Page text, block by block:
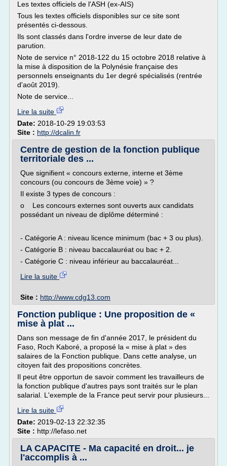
Les textes officiels de l'ASH (ex-AIS)
Tous les textes officiels disponibles sur ce site sont
présentés ci-dessous.
Ils sont classés dans l'ordre inverse de leur date de
parution.
Note de service n° 2018-122 du 15 octobre 2018 relative à
la mise à disposition de la Polynésie française des
personnels enseignants du 1er degré spécialisés (rentrée
d'août 2019).
Note de service...
Lire la suite
Date: 2018-10-29 19:03:53
Site : http://dcalin.fr
Centre de gestion de la fonction publique
territoriale des ...
Que signifient « concours externe, interne et 3ème
concours (ou concours de 3ème voie) » ?
Il existe 3 types de concours :
o Les concours externes sont ouverts aux candidats
possédant un niveau de diplôme déterminé :
- Catégorie A : niveau licence minimum (bac + 3 ou plus).
- Catégorie B : niveau baccalauréat ou bac + 2.
- Catégorie C : niveau inférieur au baccalauréat...
Lire la suite
Site : http://www.cdg13.com
Fonction publique : Une proposition de «
mise à plat ...
Dans son message de fin d'année 2017, le président du
Faso, Roch Kaboré, a proposé la « mise à plat » des
salaires de la Fonction publique. Dans cette analyse, un
citoyen fait des propositions concrètes.
Il peut être opportun de savoir comment les travailleurs de
la fonction publique d'autres pays sont traités sur le plan
salarial. L'exemple de la France peut servir pour plusieurs...
Lire la suite
Date: 2019-02-13 22:32:35
Site : http://lefaso.net
LA CAPACITE - Ma capacité en droit... je
l'accomplis à ...